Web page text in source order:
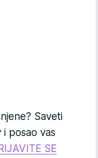
Saveti
posao vas
SE